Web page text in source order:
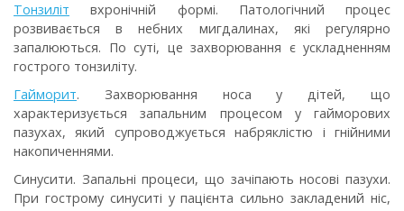
Тонзиліт вхронічній формі. Патологічний процес
розвивається в небних мигдалинах, які регулярно
запалюються. По суті, це захворювання є ускладненням
гострого тонзиліту.
Гайморит. Захворювання носа у дітей, що
характеризується запальним процесом у гайморових
пазухах, який супроводжується набряклістю і гнійними
накопиченнями.
Синусити. Запальні процеси, що зачіпають носові пазухи.
При гострому синуситі у пацієнта сильно закладений ніс,